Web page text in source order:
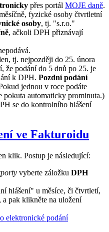
přes portál MOJE daně.
fyzické osoby čtvrtletní
osoby, tj. "s.r.o."
, ačkoli DPH přiznávají
tj. nejpozději do 25. února
že podání do 5 dnů po 25. je
k DPH. Pozdní podání
jednou v roce podáte
pokuta automaticky prominuta.)
se do kontrolního hlášení
ve Fakturoidu
klik. Postup je následující:
vyberte záložku DPH
hlášení" u měsíce, či čtvrtletí,
a pak klikněte na uložení
elektronické podání